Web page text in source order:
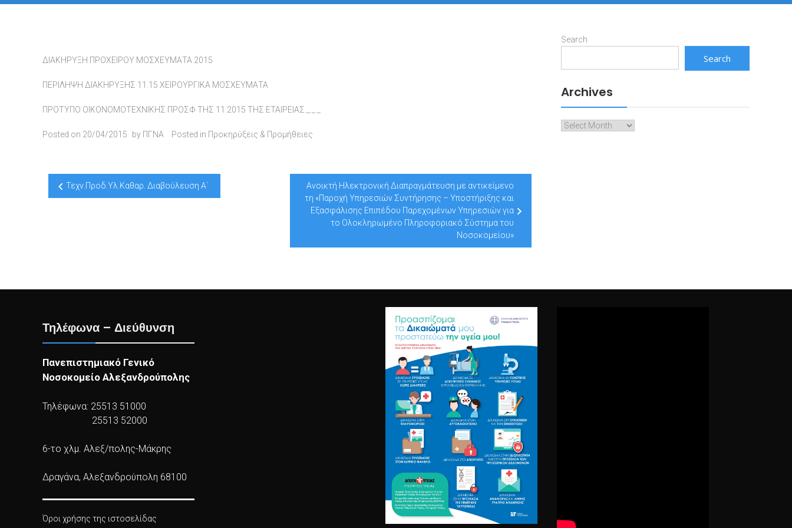
ΔΙΑΚΗΡΥΞΗ ΠΡΟΧΕΙΡΟΥ ΜΟΣΧΕΥΜΑΤΑ 2015
ΠΕΡΙΛΗΨΗ ΔΙΑΚΗΡΥΞΗΣ 11.15 ΧΕΙΡΟΥΡΓΙΚΑ ΜΟΣΧΕΥΜΑΤΑ
ΠΡΟΤΥΠΟ ΟΙΚΟΝΟΜΟΤΕΧΝΙΚΗΣ ΠΡΟΣΦ ΤΗΣ 11.2015 ΤΗΣ ΕΤΑΙΡΕΙΑΣ._._._
Posted on 20/04/2015 by ΠΓΝΑ Posted in Προκηρύξεις & Προμήθειες
Post
navigation
Τεχν.Προδ.Υλ.Καθαρ. Διαβούλευση Α΄
Ανοικτή Ηλεκτρονική Διαπραγμάτευση με αντικείμενο
τη «Παροχή Υπηρεσιών Συντήρησης – Υποστήριξης και
Εξασφάλισης Επιπέδου Παρεχομένων Υπηρεσιών για
το Ολοκληρωμένο Πληροφοριακό Σύστημα του
Νοσοκομείου»
Search
Search
Archives
Archives
Τηλέφωνα – Διεύθυνση
Πανεπιστημιακό Γενικό
Νοσοκομείο Αλεξανδρούπολης
Τηλέφωνα: 25513 51000
25513 52000
6-το χλμ. Αλεξ/πολης-Μάκρης
Δραγάνα, Αλεξανδρούπολη 68100
Όροι χρήσης της ιστοσελίδας